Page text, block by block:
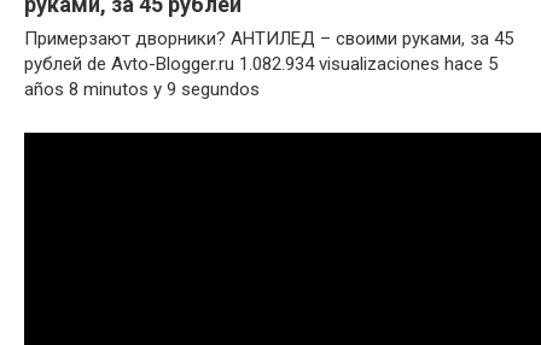
Примерзают дворники? АНТИЛЕД – своими руками, за 45
рублей de Avto-Blogger.ru 1.082.934 visualizaciones hace 5
años 8 minutos y 9 segundos